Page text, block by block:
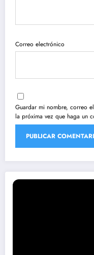
Correo electrónico
Guardar mi nombre, correo
la próxima vez que haga un